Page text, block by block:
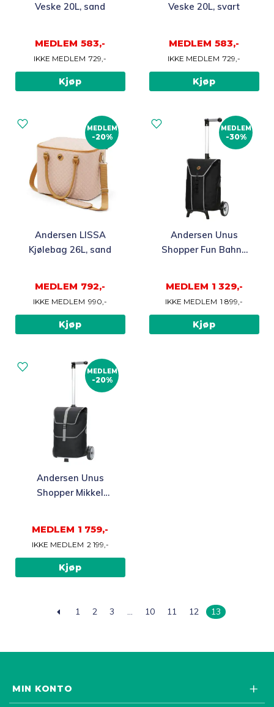
Veske 20L, sand
MEDLEM 583,-
IKKE MEDLEM 729,-
Kjøp
Veske 20L, svart
MEDLEM 583,-
IKKE MEDLEM 729,-
Kjøp
MEDLEM
-20%
Andersen LISSA
Kjølebag 26L, sand
MEDLEM 792,-
IKKE MEDLEM 990,-
Kjøp
MEDLEM
-30%
Andersen Unus
Shopper Fun Bahne
MEDLEM 1 329,-
IKKE MEDLEM 1 899,-
Kjøp
MEDLEM
-20%
Andersen Unus
Shopper Mikkel
MEDLEM 1 759,-
IKKE MEDLEM 2 199,-
Kjøp
1 2 3 … 10 11 12 13
MIN KONTO